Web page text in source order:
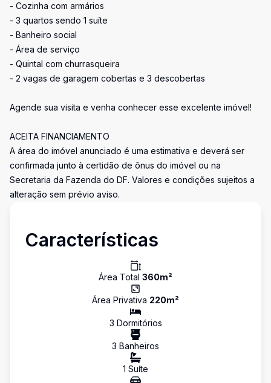
- Cozinha com armários
- 3 quartos sendo 1 suíte
- Banheiro social
- Área de serviço
- Quintal com churrasqueira
- 2 vagas de garagem cobertas e 3 descobertas
Agende sua visita e venha conhecer esse excelente imóvel!
ACEITA FINANCIAMENTO
A área do imóvel anunciado é uma estimativa e deverá ser
confirmada junto à certidão de ônus do imóvel ou na
Secretaria da Fazenda do DF. Valores e condições sujeitos a
alteração sem prévio aviso.
Características
Área Total 360m²
Área Privativa 220m²
3 Dormitórios
3 Banheiros
1 Suíte